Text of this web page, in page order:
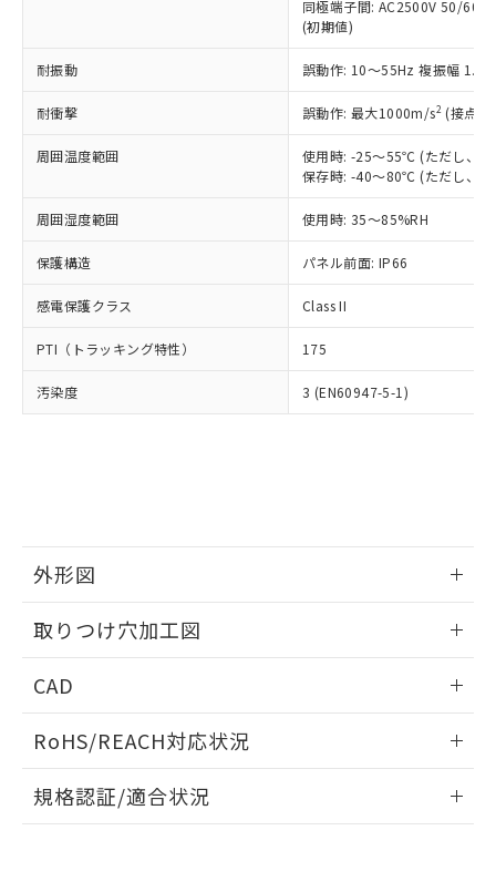
同極端子間: AC2500V 50/
(初期値)
耐振動 誤動作: 10～55Hz 複振幅
耐衝撃 誤動作: 最大1000m/s2 (接点
周囲温度範囲
使用時: -25～55℃ (ただし、氷
保存時: -40～80℃ (ただし、氷
周囲湿度範囲 使用時: 35～85%RH
保護構造 パネル前面: IP66
感電保護クラス Class II
PTI（トラッキング特性） 175
汚染度 3 (EN60947-5-1)
外形図
取りつけ穴加工図
CAD
ドすることができます。
ログイン/会員登録
RoHS/REACH対応状況
EU RoHS 注意事項・凡例
規格認証/適合状況
正式な納期状況および標準価格はお客
様のお取引先、またはお客様担当のオ
ムロン制御機器販売店・当社販売員に
オムロン制御機器販売店や当社販売拠
販売ネットワーク
」をご確認
在庫状況および標準価格結果を当社の
事前の承諾なく第三者に漏洩または開
マイパーツ機能（部品リスト作成サー
ビス）をご利用いただくには、I-Web
メンバーズにご登録されている必要が
あります。
お客様が当ウェブサイト上で当社にご
登録された部品リストについて、当社
および当社の共同利用者が、当社の製
用者の範囲」に記載されている法人を
(PBDE) 1000ppm以下、フタル酸ビス(2-エチルヘキシ
ル) (DEHP)(別名：DOP) 1000ppm以下、フタル酸ブチ
ルベンジル（BBP） 1000ppm以下、フタル酸ジブチル
（DBP） 1000ppm以下、フタル酸ジイソブチル
但し、RoHS指令で産業用監視および制御機器に対する
フタル酸エステル類の４物質については閾値を超える意
図的な使用がないことを確認しています。
※2 対応予定月
部品在庫の切り替え状況などにより、予定
月が前後することがあります。
※3 非含有証明書ダウンロード
※本証明書は発行日時点で非含有を証明す
るもので、過去に遡って非含有を証明する
ものではありません。
物質の対応では、対応完了までの期間は出
荷製品に未対応品が混在することから備考
していることから、特段のことがない限
り、2022年1月12日より割愛しておりま
す。
Cr(Ⅵ)(六価クロム) : 1000ppm、 PBBs(ポリ臭化ビフェ
ニル類) : 1000ppm、 PBDEs(ポリ臭化ジフェニルエーテ
イソブチル) : 1000ppm、 BBP(フタル酸ブチルベンジ
DEHP(フタル酸ビス(2-エチルヘキシル)) : 1000ppm
※2 環境保護使用期限
「ｅ」：有害物質（10物質）のすべてが基
準値以下であることを示します。
「10」：通常の使用状況下において有害物
質が外部に漏えいし、環境に深刻な影響を
及ぼさない年数を意味します。
「－」：未確認です。当社販売部門へお問
い合わせください。
当社は規制貨物を破棄する場合は、完
いよう必要な手段を講じます。
当社は貴社製品を、核兵器、ミサイ
ル、化学兵器、生物兵器またはその他
武器並びにこれらの製造装置等に一切
当社は、貴社製品を第三者に販売する
場合は、上記1、2および3の内容を当
該第三者に通知します。また当社は、
販売先および販売に係わる関係者が違
法に輸出するおそれがある場合は、取
り引きをいたしません。
一定数以上の在庫あり
一定数には満たないが在庫あり
在庫なし(最新の在庫状況につ
いては、お客様のお取引先、ま
たはお客様担当のオムロン制御
機器販売店・当社販売員にご確
白
受注生産機種、また在庫状況の
情報を公開していない機種